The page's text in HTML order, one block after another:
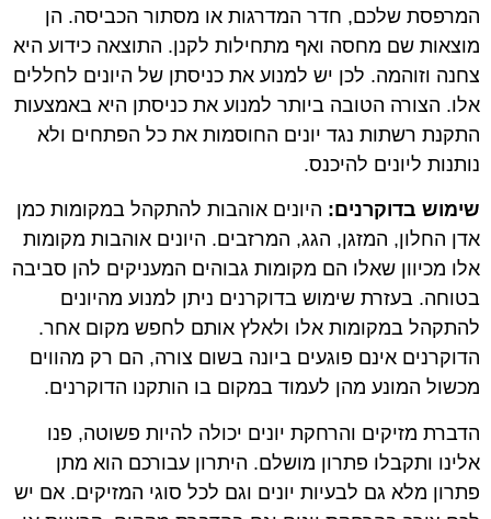
המרפסת שלכם, חדר המדרגות או מסתור הכביסה. הן
מוצאות שם מחסה ואף מתחילות לקנן. התוצאה כידוע היא
צחנה וזוהמה. לכן יש למנוע את כניסתן של היונים לחללים
אלו. הצורה הטובה ביותר למנוע את כניסתן היא באמצעות
התקנת רשתות נגד יונים החוסמות את כל הפתחים ולא
נותנות ליונים להיכנס.
שימוש בדוקרנים: היונים אוהבות להתקהל במקומות כמן
אדן החלון, המזגן, הגג, המרזבים. היונים אוהבות מקומות
אלו מכיוון שאלו הם מקומות גבוהים המעניקים להן סביבה
בטוחה. בעזרת שימוש בדוקרנים ניתן למנוע מהיונים
להתקהל במקומות אלו ולאלץ אותם לחפש מקום אחר.
הדוקרנים אינם פוגעים ביונה בשום צורה, הם רק מהווים
מכשול המונע מהן לעמוד במקום בו הותקנו הדוקרנים.
הדברת מזיקים והרחקת יונים יכולה להיות פשוטה, פנו
אלינו ותקבלו פתרון מושלם. היתרון עבורכם הוא מתן
פתרון מלא גם לבעיות יונים וגם לכל סוגי המזיקים. אם יש